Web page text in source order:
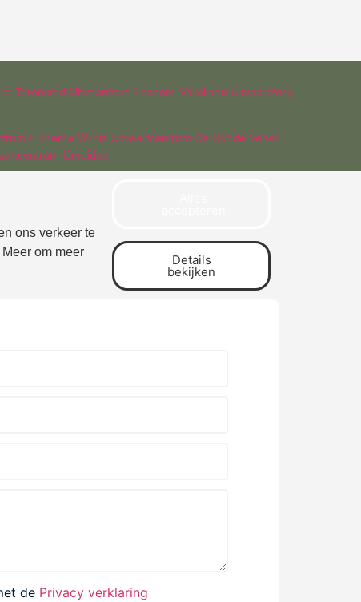
Torenstad Uitvaartzorg Lochem Valleilaan Uitvaartzorg
Finnema Wilnis Uitvaartcentrum De Ronde Venen
IJmuiden
ons verkeer te
om meer
Details
bekijken
de Privacy verklaring